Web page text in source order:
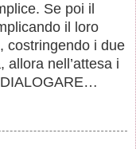
Se poi il
il loro
costringendo i due
nell’attesa i